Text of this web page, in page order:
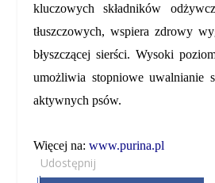
kluczowych składników
tłuszczowych, wspiera zdrowy
błyszczącej sierści. Wysoki
umożliwia stopniowe uwalnianie
aktywnych psów.
Więcej na:www.purina.pl
Udostępnij